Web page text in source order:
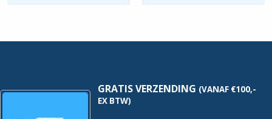
REACH Nee hoeveelheid
GRATIS VERZENDING (VANAF €100,-
EX BTW)